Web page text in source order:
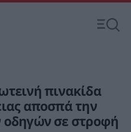
πινακίδα
αποσπά την
σε στροφή